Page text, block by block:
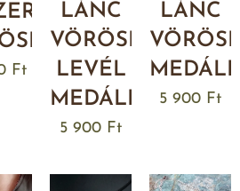
Ft
LÁNC
VÖRÖSRÉZ
LEVÉL
MEDÁLLAL
5 900 Ft
LÁNC
5 900 Ft